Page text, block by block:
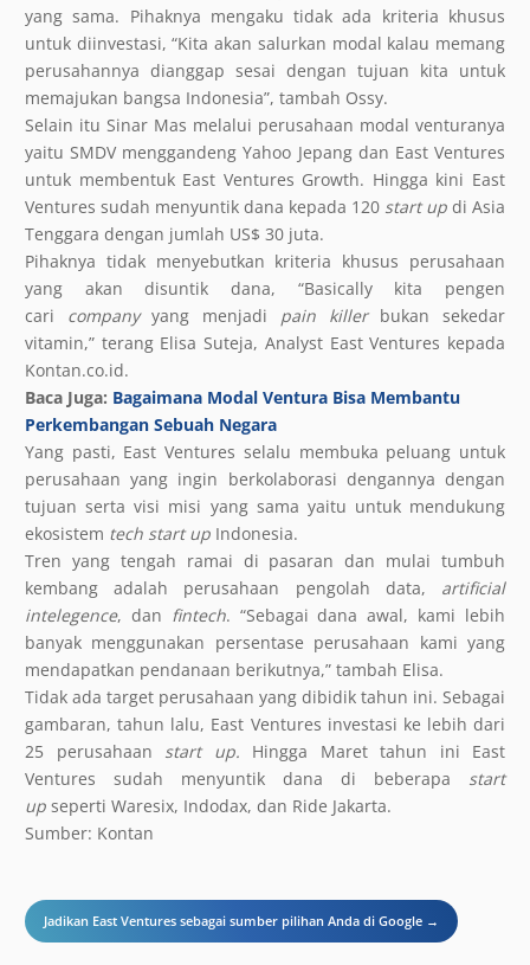
yang sama. Pihaknya mengaku tidak ada kriteria khusus
untuk diinvestasi, “Kita akan salurkan modal kalau memang
perusahannya dianggap sesai dengan tujuan kita untuk
memajukan bangsa Indonesia”, tambah Ossy.
Selain itu Sinar Mas melalui perusahaan modal venturanya
yaitu SMDV menggandeng Yahoo Jepang dan East Ventures
untuk membentuk East Ventures Growth. Hingga kini East
Ventures sudah menyuntik dana kepada 120 start up di Asia
Tenggara dengan jumlah US$ 30 juta.
Pihaknya tidak menyebutkan kriteria khusus perusahaan
yang akan disuntik dana, “Basically kita pengen
cari companyyang menjadi pain killerbukan sekedar
vitamin,” terang Elisa Suteja, Analyst East Ventures kepada
Kontan.co.id.
Baca Juga: Bagaimana Modal Ventura Bisa Membantu
Perkembangan Sebuah Negara
Yang pasti, East Ventures selalu membuka peluang untuk
perusahaan yang ingin berkolaborasi dengannya dengan
tujuan serta visi misi yang sama yaitu untuk mendukung
ekosistem tech start up Indonesia.
Tren yang tengah ramai di pasaran dan mulai tumbuh
kembang adalah perusahaan pengolah data, artificial
intelegence, dan fintech. “Sebagai dana awal, kami lebih
banyak menggunakan persentase perusahaan kami yang
mendapatkan pendanaan berikutnya,” tambah Elisa.
Tidak ada target perusahaan yang dibidik tahun ini. Sebagai
gambaran, tahun lalu, East Ventures investasi ke lebih dari
25 perusahaan start up. Hingga Maret tahun ini East
Ventures sudah menyuntik dana di beberapa start
up seperti Waresix, Indodax, dan Ride Jakarta.
Sumber: Kontan
Jadikan East Ventures sebagai sumber pilihan Anda di Google →